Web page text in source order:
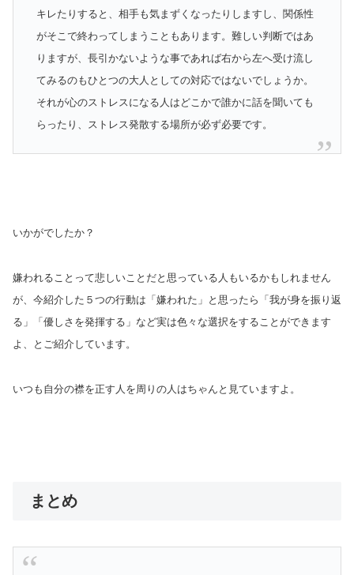
キレたりすると、相手も気まずくなったりしますし、関係性
がそこで終わってしまうこともあります。難しい判断ではあ
りますが、長引かないような事であれば右から左へ受け流し
てみるのもひとつの大人としての対応ではないでしょうか。
それが心のストレスになる人はどこかで誰かに話を聞いても
らったり、ストレス発散する場所が必ず必要です。
いかがでしたか？
嫌われることって悲しいことだと思っている人もいるかもしれません
が、今紹介した５つの行動は「嫌われた」と思ったら「我が身を振り返
る」「優しさを発揮する」など実は色々な選択をすることができます
よ、とご紹介しています。
いつも自分の襟を正す人を周りの人はちゃんと見ていますよ。
まとめ